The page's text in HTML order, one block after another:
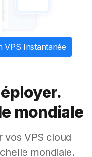
VPS Instantanée
mondiale
vos VPS cloud
mondiale.